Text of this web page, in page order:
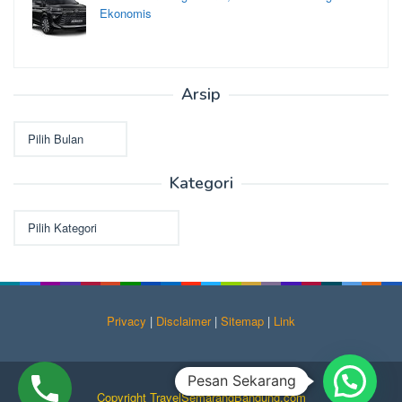
Ekonomis
Arsip
Kategori
Privacy | Disclaimer| Sitemap | Link
Copyright TravelSemarangBandung.com
Pesan Sekarang